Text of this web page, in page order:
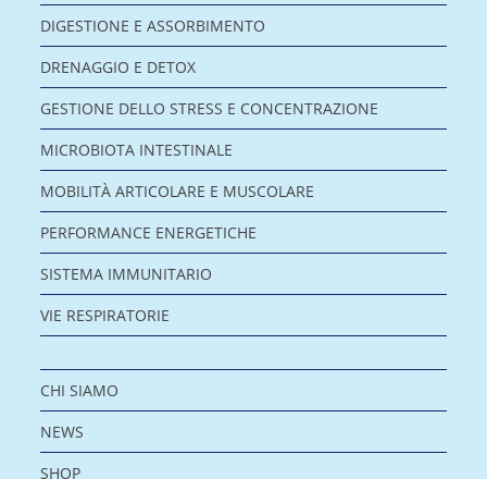
DIGESTIONE E ASSORBIMENTO
DRENAGGIO E DETOX
GESTIONE DELLO STRESS E CONCENTRAZIONE
MICROBIOTA INTESTINALE
MOBILITÀ ARTICOLARE E MUSCOLARE
PERFORMANCE ENERGETICHE
SISTEMA IMMUNITARIO
VIE RESPIRATORIE
CHI SIAMO
NEWS
SHOP